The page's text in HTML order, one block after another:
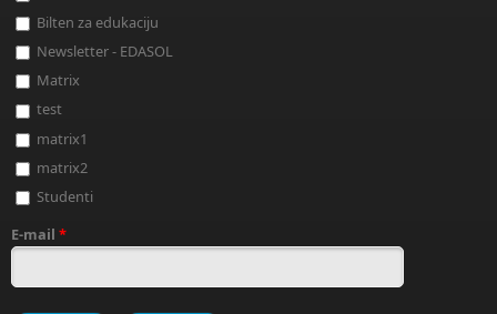
Bilten za edukaciju
Newsletter - EDASOL
Matrix
test
matrix1
matrix2
Studenti
E-mail *